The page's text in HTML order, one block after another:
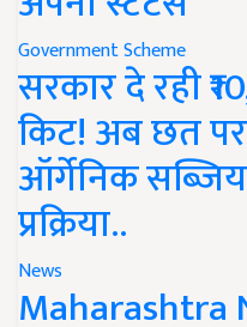
Government Scheme
सरकार दे रही
किट! अब छत
ऑर्गेनिक
प्रक्रिया..
News
Maharashtra